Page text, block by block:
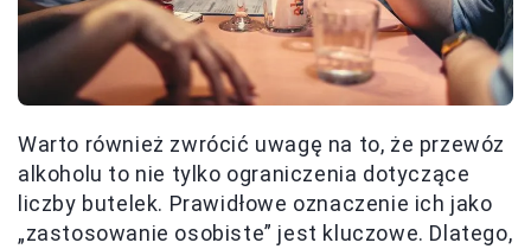
Warto również zwrócić uwagę na to, że przewóz
alkoholu to nie tylko ograniczenia dotyczące
liczby butelek. Prawidłowe oznaczenie ich jako
„zastosowanie osobiste” jest kluczowe. Dlatego,